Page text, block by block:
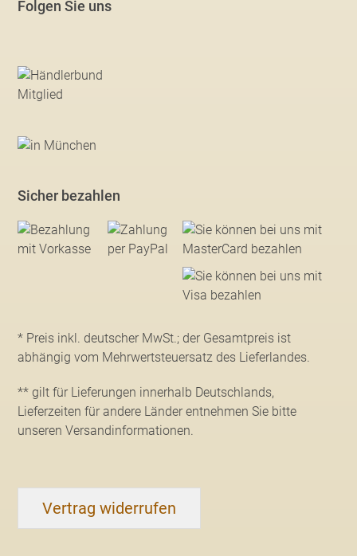
Folgen Sie uns
Sicher bezahlen
* Preis inkl. deutscher MwSt.; der Gesamtpreis ist
abhängig vom Mehrwertsteuersatz des Lieferlandes.
** gilt für Lieferungen innerhalb Deutschlands,
Lieferzeiten für andere Länder entnehmen Sie bitte
unseren Versandinformationen.
Vertrag widerrufen